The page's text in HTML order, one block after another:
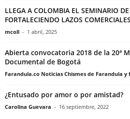
LLEGA A COLOMBIA EL SEMINARIO
FORTALECIENDO LAZOS
mcoll - 1 abril, 2025
Abierta convocatoria 2018 de la 20ª
Documental de Bogotá
Farandula.co Noticias Chismes de Farandula y
¿Entusado por amor o por amistad?
Carolina Guevara - 16 septiembre, 2022